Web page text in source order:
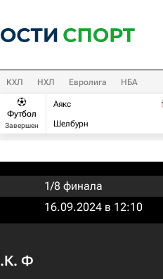
КХЛ НХЛ Евролига НБА
Футбол
Завершен
Аякс
Шелбурн
1/8 финала
16.09.2024 в 12:10
К. Ф.